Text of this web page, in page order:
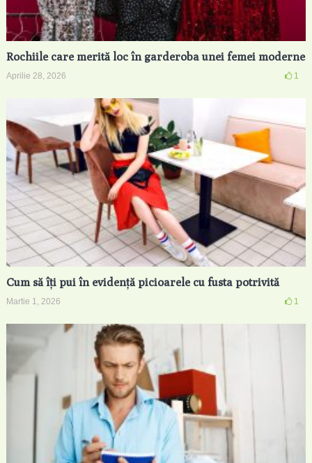
Rochiile care merită loc în garderoba unei femei moderne
Aprilie 28, 2026 1
Cum să îți pui în evidență picioarele cu fusta potrivită
Martie 1, 2026 1